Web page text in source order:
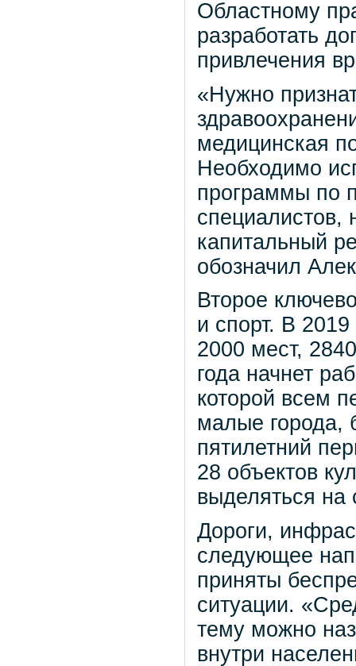
Областному
разработать
привлечения
«Нужно
медицинская
Необходимо
программы по
специалистов,
капитальный
обозначил
Второе
и спорт. В
2000 мест,
года начнет
которой всем
малые города,
пятилетний
28 объектов
выделяться на
Дороги,
следующее
приняты
ситуации.
тему можно
внутри